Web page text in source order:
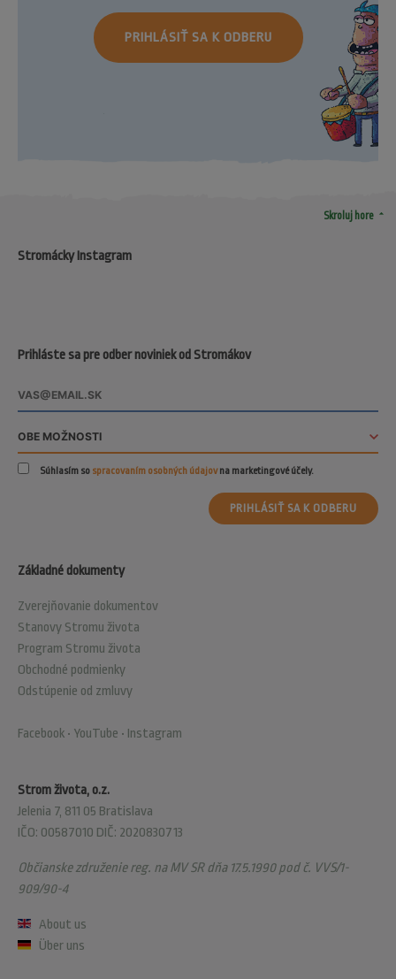
PRIHLÁSIŤ SA K ODBERU
Skroluj hore arrow_drop_up
Strom života, o.z.
Jelenia 7, 811 05 Bratislava
IČO: 00587010 DIČ: 2020830713
Občianske združenie reg. na MV SR dňa 17.5.1990 pod č. VVS/1-
909/90-4
About us
Über uns
Základné dokumenty
Zverejňovanie dokumentov
Stanovy Stromu života
Program Stromu života
Obchodné podmienky
Odstúpenie od zmluvy
Facebook • YouTube • Instagram
Prihláste sa pre odber noviniek od Stromákov
Súhlasím so spracovaním osobných údajovna marketingové účely.
PRIHLÁSIŤ SA K ODBERU
Stromácky Instagram